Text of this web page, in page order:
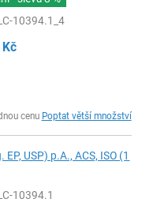
10394.1_4
Kč
cenu Poptat větší množství
USP) p.A., ACS, ISO (1
10394.1